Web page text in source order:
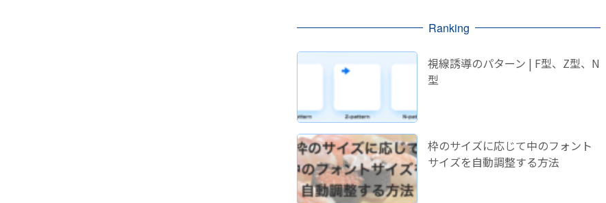
Ranking
視線誘導のパターン | F型、Z型、N
型
枠のサイズに応じて中のフォント
サイズを自動調整する方法